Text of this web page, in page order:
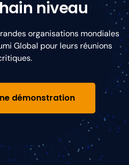
niveau
organisations mondiales
Global pour leurs réunions
démonstration